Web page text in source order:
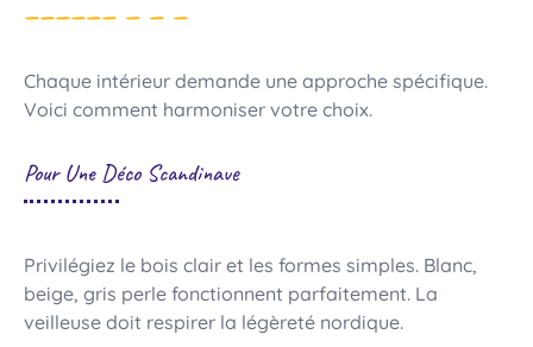
Chaque intérieur demande une approche spécifique.
Voici comment harmoniser votre choix.
Pour Une Déco Scandinave
Privilégiez le bois clair et les formes simples. Blanc,
beige, gris perle fonctionnent parfaitement. La
veilleuse doit respirer la légèreté nordique.